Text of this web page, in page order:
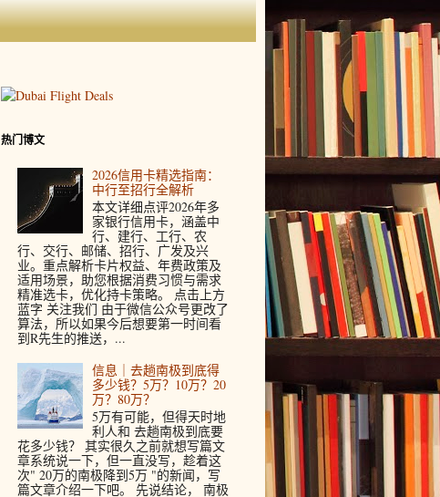
热门博文
2026信用卡精选指南：
中行至招行全解析
本文详细点评2026年多
家银行信用卡，涵盖中
行、建行、工行、农
行、交行、邮储、招行、广发及兴
业。重点解析卡片权益、年费政策及
适用场景，助您根据消费习惯与需求
精准选卡，优化持卡策略。 点击上方
蓝字 关注我们 由于微信公众号更改了
算法，所以如果今后想要第一时间看
到R先生的推送，...
信息｜去趟南极到底得
多少钱？5万？10万？20
万？80万？
5万有可能，但得天时地
利人和 去趟南极到底要
花多少钱？ 其实很久之前就想写篇文
章系统说一下，但一直没写，趁着这
次" 20万的南极降到5万 "的新闻，写
篇文章介绍一下吧。 先说结论， 南极